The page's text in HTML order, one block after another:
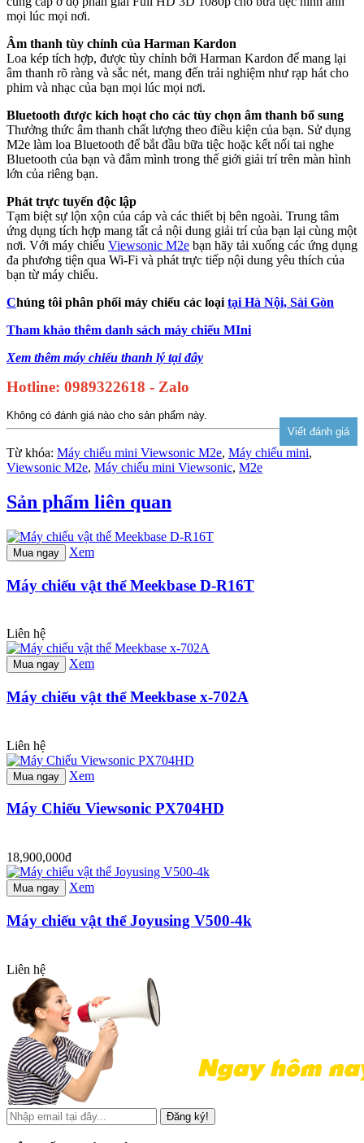
mọi lúc mọi nơi.
Âm thanh tùy chỉnh của Harman Kardon
Loa kép tích hợp, được tùy chỉnh bởi Harman Kardon để mang lại
âm thanh rõ ràng và sắc nét, mang đến trải nghiệm như rạp hát cho
phim và nhạc của bạn mọi lúc mọi nơi.
Bluetooth được kích hoạt cho các tùy chọn âm thanh bổ sung
Thưởng thức âm thanh chất lượng theo điều kiện của bạn. Sử dụng
M2e làm loa Bluetooth để bắt đầu bữa tiệc hoặc kết nối tai nghe
Bluetooth của bạn và đắm mình trong thế giới giải trí trên màn hình
lớn của riêng bạn.
Phát trực tuyến độc lập
Tạm biệt sự lộn xộn của cáp và các thiết bị bên ngoài. Trung tâm
ứng dụng tích hợp mang tất cả nội dung giải trí của bạn lại cùng một
nơi. Với máy chiếu Viewsonic M2e bạn hãy tải xuống các ứng dụng
đa phương tiện qua Wi-Fi và phát trực tiếp nội dung yêu thích của
bạn từ máy chiếu.
Chúng tôi phân phối máy chiếu các loại tại Hà Nội, Sài Gòn
Tham khảo thêm danh sách máy chiếu MIni
Xem thêm máy chiếu thanh lý tại đây
Hotline: 0989322618 - Zalo
Không có đánh giá nào cho sản phẩm này.
Từ khóa: Máy chiếu mini Viewsonic M2e, Máy chiếu mini,
Viewsonic M2e, Máy chiếu mini Viewsonic, M2e
Sản phẩm liên quan
Mua ngay Xem
Máy chiếu vật thể Meekbase D-R16T
Liên hệ
Mua ngay Xem
Máy chiếu vật thể Meekbase x-702A
Liên hệ
Mua ngay Xem
Máy Chiếu Viewsonic PX704HD
18,900,000đ
Mua ngay Xem
Máy chiếu vật thể Joyusing V500-4k
Liên hệ
Đăng ký!